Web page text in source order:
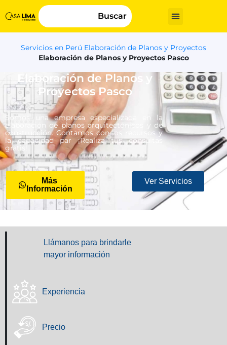
Buscar
Servicios en Perú Elaboración de Planos y Proyectos
Elaboración de Planos y Proyectos Pasco
Elaboración de Planos y
Proyectos Pasco
Somos una empresa especializada en la
elaboración de planos arquitectónicos y de
construcción. Contamos con los recursos y
la capacidad par ¡Realiza tus consultas
gratis!
Más
Información
Ver Servicios
Llámanos para brindarle
mayor información
Experiencia
Precio